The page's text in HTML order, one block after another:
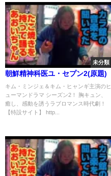
未分類
朝鮮精神科医ユ・セプン2(原題)
キム・ミンジェ＆キム・ヒャンギ主演のヒ
ューマンドラマ シーズン2！ 胸キュン、
癒し、感動を誘うラブロマンス時代劇！
【特設サイト】 http...